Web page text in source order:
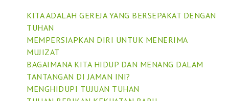
KITA ADALAH GEREJA YANG BERSEPAKAT DENGAN
TUHAN
MEMPERSIAPKAN DIRI UNTUK MENERIMA
MUJIZAT
BAGAIMANA KITA HIDUP DAN MENANG DALAM
TANTANGAN DI JAMAN INI?
MENGHIDUPI TUJUAN TUHAN